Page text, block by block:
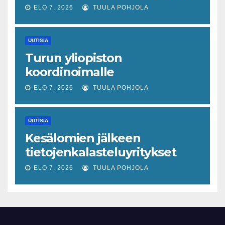
ELO 7, 2026 TUULA POHJOLA
UUTISIA
Turun yliopiston
koordinoimalle
tohtoriverkostolle 4,4
tulevaisuuden virusuhkien
varhaiseen tunnistamiseen
ELO 7, 2026 TUULA POHJOLA
UUTISIA
Kesälomien jälkeen
tietojenkalasteluyritykset
lisääntyvät
ELO 7, 2026 TUULA POHJOLA